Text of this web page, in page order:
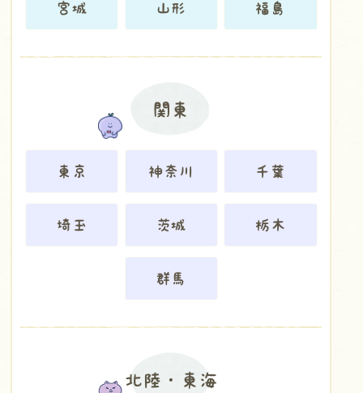
宮城 山形 福島
関東
東京 神奈川 千葉
埼玉 茨城 栃木
群馬
北陸・東海